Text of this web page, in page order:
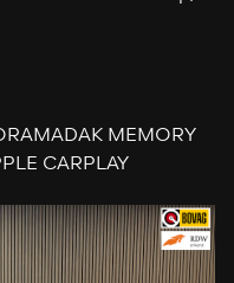
MEMORY
CARPLAY